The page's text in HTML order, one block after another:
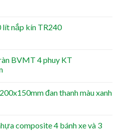
lít nắp kín TR240
BVMT 4 phuy KT
đan thanh màu xanh
composite 4 bánh xe và 3